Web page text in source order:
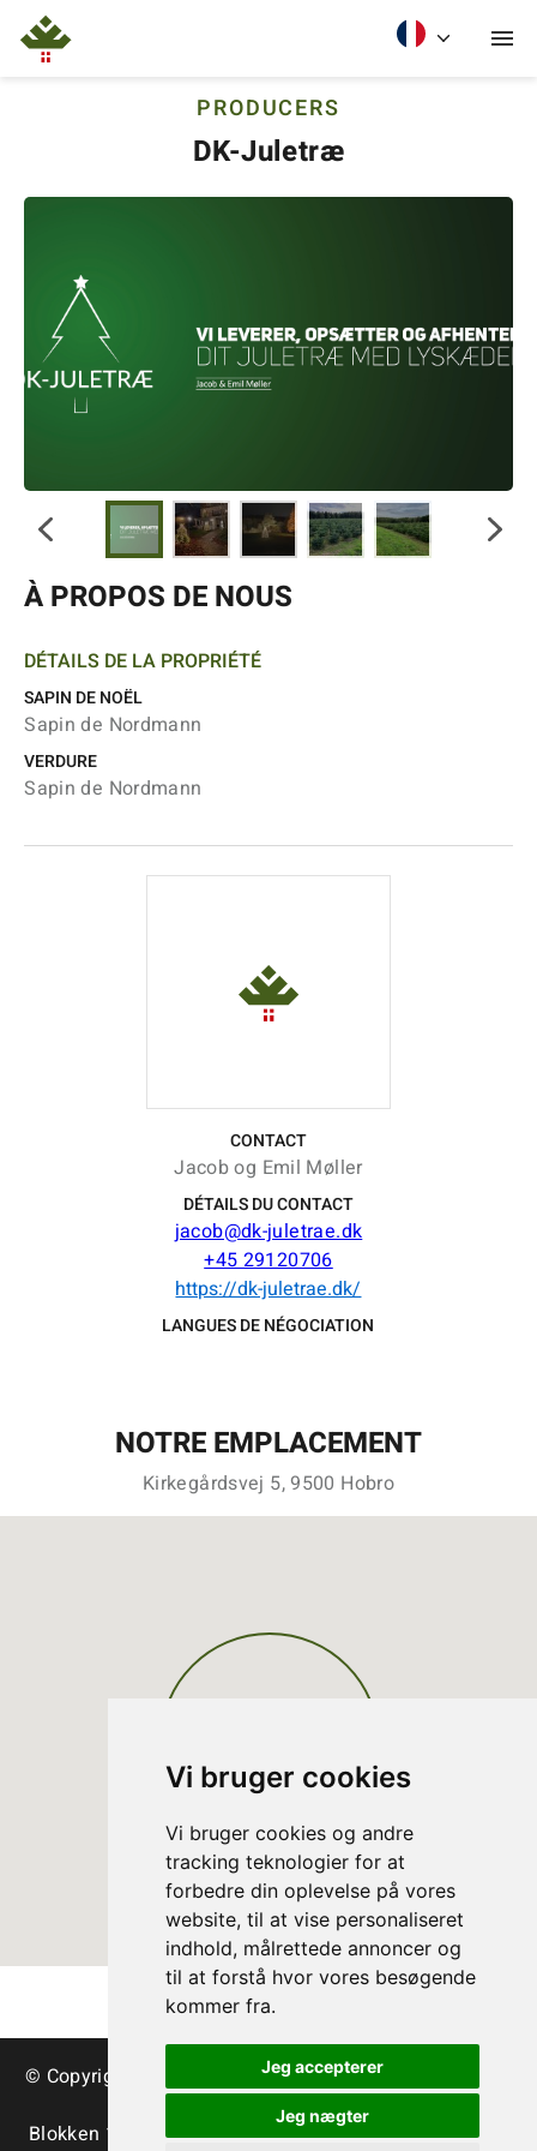
Vi bruger cookies
Vi bruger cookies og andre
tracking teknologier for at
forbedre din oplevelse på vores
website, til at vise personaliseret
indhold, målrettede annoncer og
til at forstå hvor vores besøgende
kommer fra.
Jeg accepterer
Jeg nægter
PRODUCERS
DK-Juletræ
À PROPOS DE NOUS
DÉTAILS DE LA PROPRIÉTÉ
SAPIN DE NOËL
Sapin de Nordmann
VERDURE
Sapin de Nordmann
CONTACT
Jacob og Emil Møller
DÉTAILS DU CONTACT
jacob@dk-juletrae.dk
+45 29120706
https://dk-juletrae.dk/
LANGUES DE NÉGOCIATION
NOTRE EMPLACEMENT
Kirkegårdsvej 5, 9500 Hobro
© Copyright Arbres de Noël danois – sapins et verdure
de décoration
Blokken 15 | DK-3460 Birkerød | Tlf.:+45 45 35 24 12